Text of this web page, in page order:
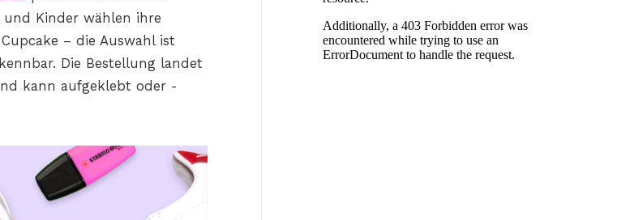
Kinder wählen ihre
– die Auswahl ist
Die Bestellung landet
kann aufgeklebt oder -